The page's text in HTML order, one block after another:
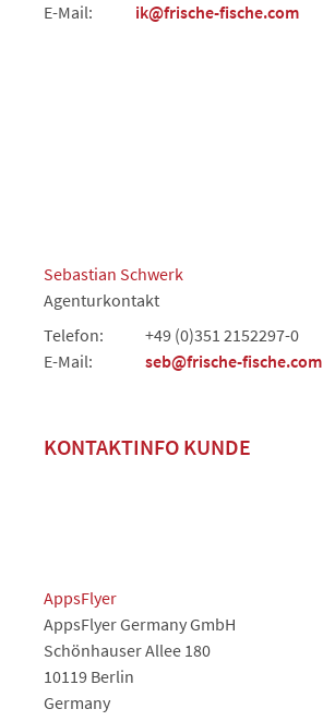
E-Mail:
ik@frische-fische.com
Sebastian Schwerk
Agenturkontakt
Telefon:
+49 (0)351 2152297-0
E-Mail:
seb@frische-fische.com
KONTAKTINFO KUNDE
AppsFlyer
AppsFlyer Germany GmbH
Schönhauser Allee 180
10119 Berlin
Germany